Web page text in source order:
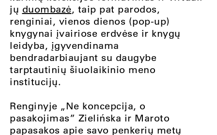
jų duombazė, taip pat parodos,
renginiai, vienos dienos (pop-up)
knygynai įvairiose erdvėse ir knygų
leidyba, įgyvendinama
bendradarbiaujant su daugybe
tarptautinių šiuolaikinio meno
institucijų.
Renginyje „Ne koncepcija, o
pasakojimas” Zielińska ir Maroto
papasakos apie savo penkerių metų